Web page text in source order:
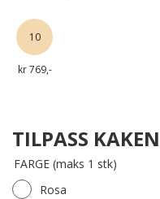
10
kr 769,-
TILPASS KAKEN
FARGE (maks 1 stk)
Rosa